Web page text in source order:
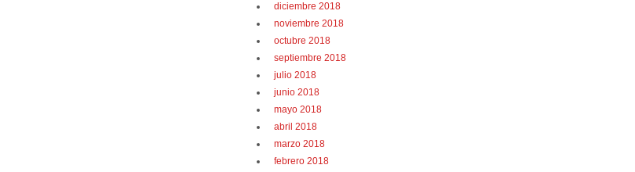
diciembre 2018
noviembre 2018
octubre 2018
septiembre 2018
julio 2018
junio 2018
mayo 2018
abril 2018
marzo 2018
febrero 2018